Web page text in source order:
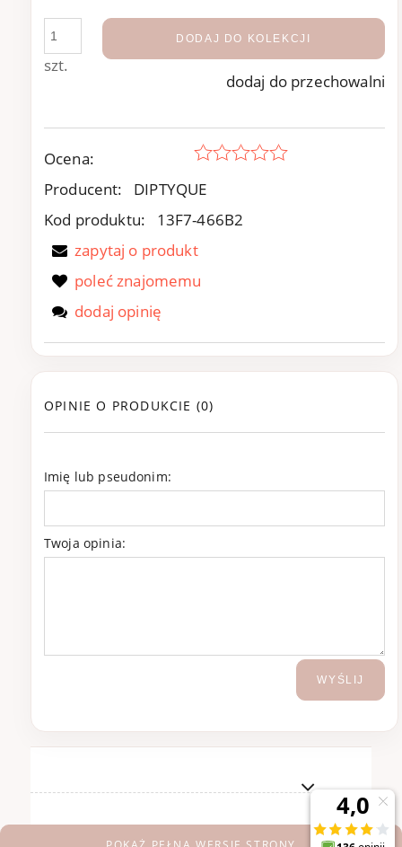
szt.
DODAJ DO KOLEKCJI
dodaj do przechowalni
Ocena:
Producent:
DIPTYQUE
Kod produktu:
13F7-466B2
zapytaj o produkt
poleć znajomemu
dodaj opinię
OPINIE O PRODUKCIE (0)
Imię lub pseudonim:
Twoja opinia:
WYŚLIJ